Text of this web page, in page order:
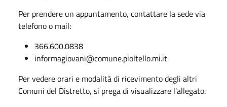
Per prendere un appuntamento, contattare la sede via
telefono o mail:
366.600.0838
informagiovani@comune.pioltello.mi.it
Per vedere orari e modalità di ricevimento degli altri
Comuni del Distretto, si prega di visualizzare l'allegato.